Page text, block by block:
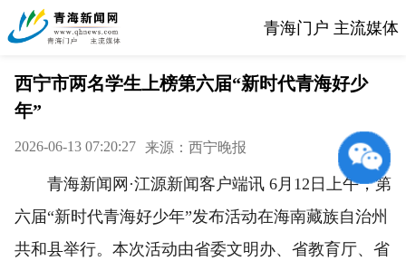
青海门户 主流媒体
西宁市两名学生上榜第六届“新时代青海好少
年”
2026-06-13 07:20:27 来源：西宁晚报
青海新闻网·江源新闻客户端讯 6月12日上午，第
六届“新时代青海好少年”发布活动在海南藏族自治州
共和县举行。本次活动由省委文明办、省教育厅、省